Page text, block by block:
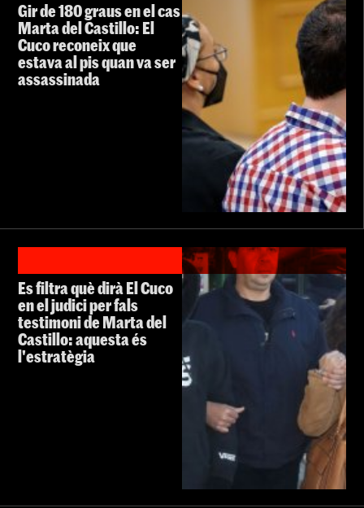
Gir de 180 graus en el cas
Marta del Castillo: El
Cuco reconeix que
estava al pis quan va ser
assassinada
Es filtra què dirà El Cuco
en el judici per fals
testimoni de Marta del
Castillo: aquesta és
l'estratègia